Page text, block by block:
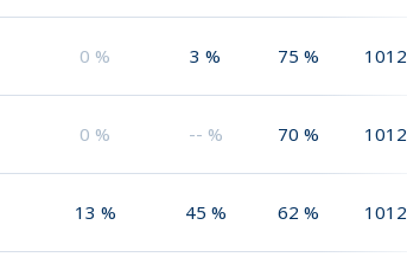
0 % 3 % 75 % 1012
0 % -- % 70 % 1012
13 % 45 % 62 % 1012